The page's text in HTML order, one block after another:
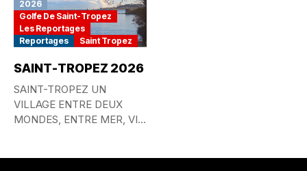
2026
Golfe De Saint-Tropez
Les Reportages
Reportages
Saint Tropez
SAINT-TROPEZ 2026
SAINT-TROPEZ UN
VILLAGE ENTRE DEUX
MONDES, ENTRE MER, VIE